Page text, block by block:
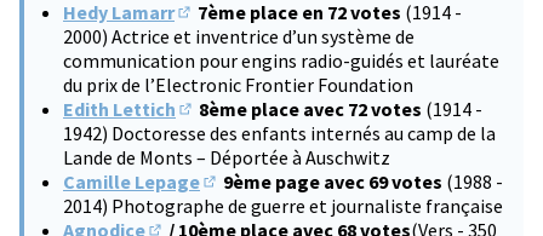
Hedy Lamarr
(S'ouvre dans un nouvel onglet)
7ème place en 72 votes (1914 -
2000) Actrice et inventrice d’un système de
communication pour engins radio-guidés et lauréate
du prix de l’Electronic Frontier Foundation
Edith Lettich
(S'ouvre dans un nouvel onglet)
8ème place avec 72 votes (1914 -
1942) Doctoresse des enfants internés au camp de la
Lande de Monts – Déportée à Auschwitz
Camille Lepage
(S'ouvre dans un nouvel onglet)
9ème page avec 69 votes (1988 -
2014) Photographe de guerre et journaliste française
Agnodice
/ 10ème place avec 68 votes(Vers - 350